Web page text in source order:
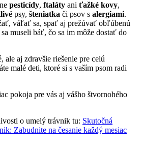
pesticídy, ftaláty ani ťažké kovy,
psy, šteniatka či psov s alergiami.
váľať sa, spať aj prežúvať obľúbenú
museli báť, čo sa im môže dostať do
ale aj zdravšie riešenie pre celú
malé deti, ktoré si s vaším psom radi
pokoja pre vás aj vášho štvornohého
o umelý trávnik tu: Skutočná
Zabudnite na česanie každý mesiac